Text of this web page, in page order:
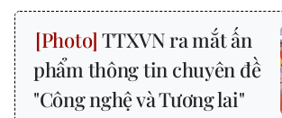
TTXVN ra mắt ấn
phẩm thông tin chuyên đề
"Công nghệ và Tương lai"